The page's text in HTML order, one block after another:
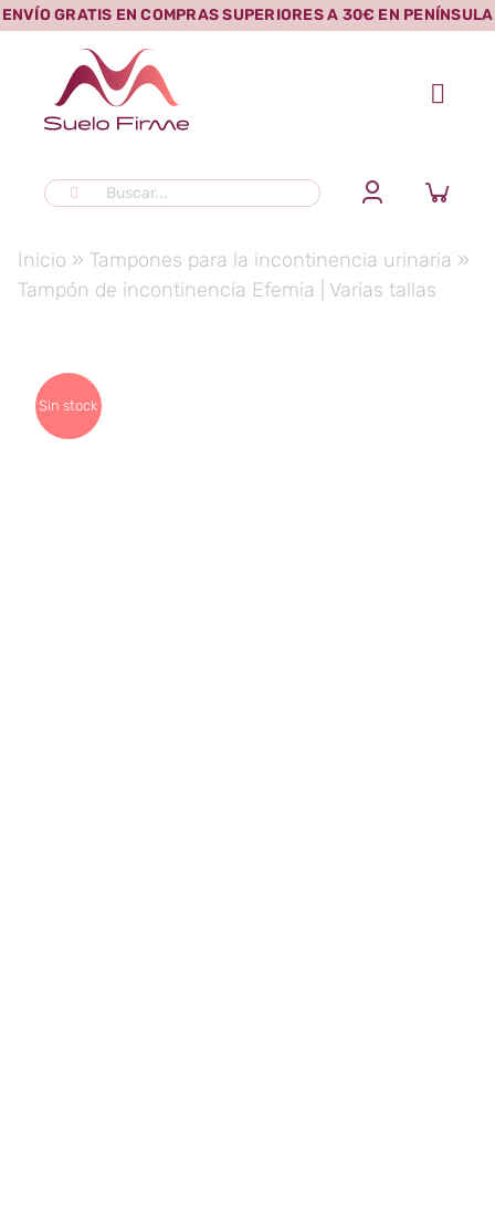
Saltar
al
contenido
ENVÍO GRATIS EN COMPRAS SUPERIORES A 30€ EN PENÍNSULA
Buscar:
Inicio » Tampones para la incontinencia urinaria »
Tampón de incontinencia Efemia | Varias tallas
Sin stock